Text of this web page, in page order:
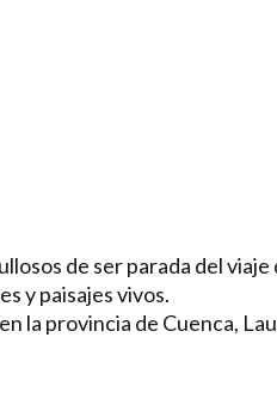
de ser parada del viaje
y paisajes vivos.
la provincia de Cuenca,